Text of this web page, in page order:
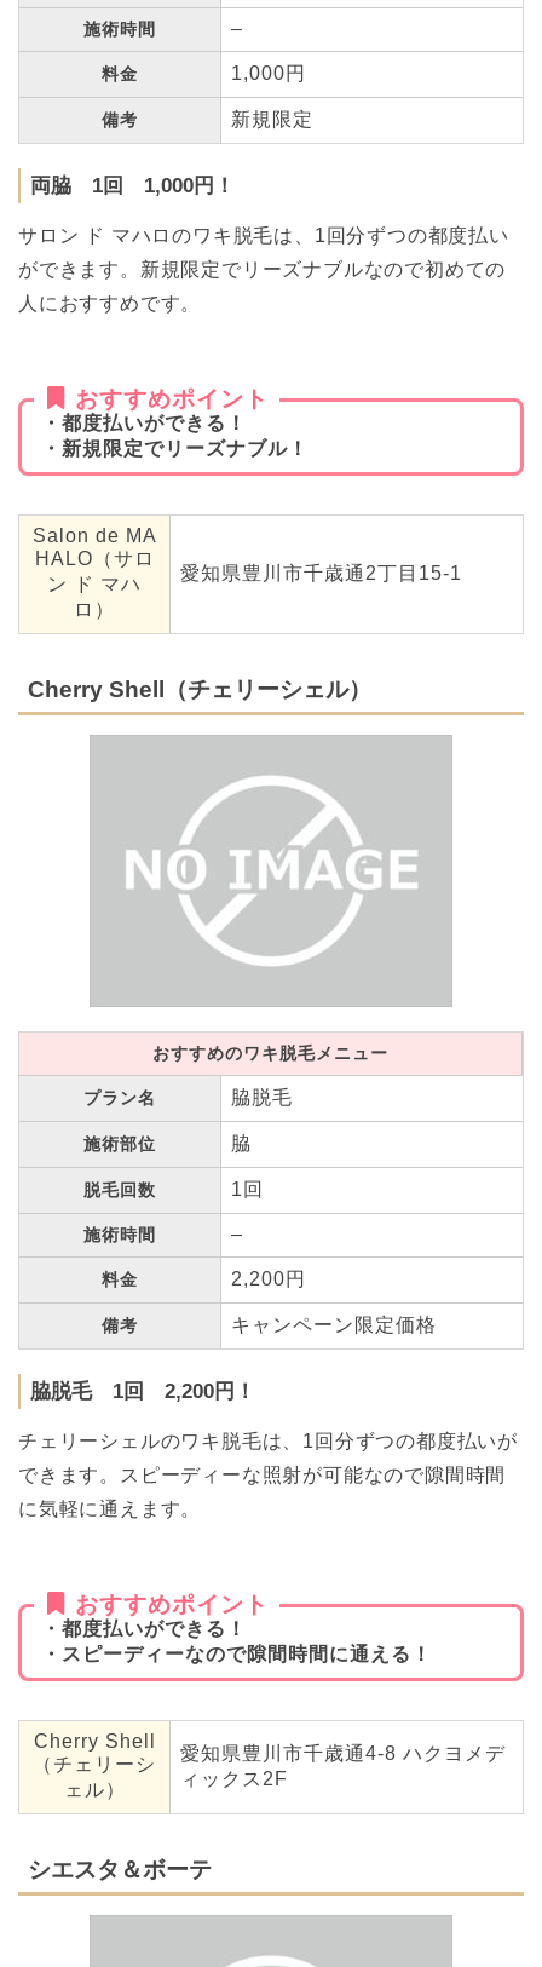
施術時間 –
料金 1,000円
備考 新規限定
両脇 1回 1,000円！
サロン ド マハロのワキ脱毛は、1回分ずつの都度払い
ができます。新規限定でリーズナブルなので初めての
人におすすめです。
おすすめポイント
・都度払いができる！
・新規限定でリーズナブル！
Salon de MA
HALO（サロ
ン ド マハ
ロ）
愛知県豊川市千歳通2丁目15‐1
Cherry Shell（チェリーシェル）
おすすめのワキ脱毛メニュー
プラン名 脇脱毛
施術部位 脇
脱毛回数 1回
施術時間 –
料金 2,200円
備考 キャンペーン限定価格
脇脱毛 1回 2,200円！
チェリーシェルのワキ脱毛は、1回分ずつの都度払いが
できます。スピーディーな照射が可能なので隙間時間
に気軽に通えます。
おすすめポイント
・都度払いができる！
・スピーディーなので隙間時間に通える！
Cherry Shell
（チェリーシ
ェル）
愛知県豊川市千歳通4-8 ハクヨメデ
ィックス2F
シエスタ＆ボーテ